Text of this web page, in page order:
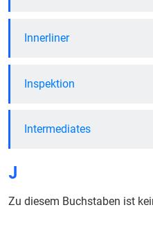
Innerliner
Inspektion
Intermediates
J
Zu diesem Buchstaben ist